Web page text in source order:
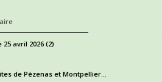
avril 2026 (2)
de Pézenas et Montpellier...